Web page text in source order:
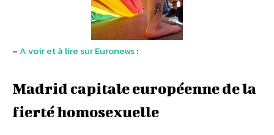
–A voir et à lire sur Euronews:
Madrid capitale européenne de la
fierté homosexuelle